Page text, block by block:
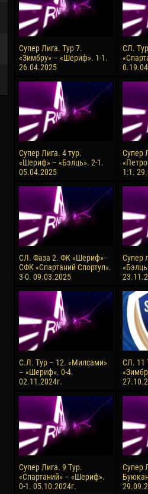
22 March
Samba KONÉ
26 March
Vitor Hugo Morais de OLIVEIRA
28 March
28
10
15
Супер Лига. Тур 7.
«Зимбру» – «Шериф». 1-1.
26.04.2025
СЛ.
Супер Лига. 4 тур.
«Шериф» – «Бэлць». 2-1.
05.04.2025
Супер
1:1.
СЛ. Фаза 2. ФК «Шериф» -
СФК «Спартаний Спортул».
3-0. 09.03.2025
Супер
С.Л. Тур – 12. «Милсами»
– «Шериф». 0-4.
02.11.2024г.
СЛ. 11
Супер Лига. 9 Тур.
«Спартаний» – «Шериф».
0-1. 05.10.2024г.
Супер